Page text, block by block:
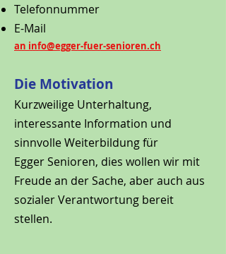
Telefonnummer
E-Mail
an info@egger-fuer-senioren.ch
Die Motivation
Kurzweilige Unterhaltung,
interessante Information und
sinnvolle Weiterbildung für
Egger Senioren, dies wollen wir mit
Freude an der Sache, aber auch aus
sozialer Verantwortung bereit
stellen.